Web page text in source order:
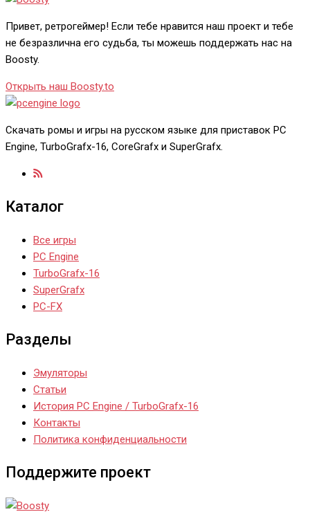
Привет, ретрогеймер! Если тебе нравится наш проект и тебе
не безразлична его судьба, ты можешь поддержать нас на
Boosty.
Открыть наш Boosty.to
Скачать ромы и игры на русском языке для приставок PC
Engine, TurboGrafx-16, CoreGrafx и SuperGrafx.
Каталог
Все игры
PC Engine
TurboGrafx-16
SuperGrafx
PC-FX
Разделы
Эмуляторы
Статьи
История PC Engine / TurboGrafx-16
Контакты
Политика конфиденциальности
Поддержите проект